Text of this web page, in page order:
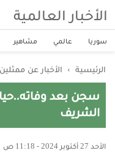
الأخبار العالمية
سوريا عالمي مشاهير
الرئيسية › الأخبار عن
سجن بعد
الشريف
الأحد 27 أكتوبر 2024 - 11:18 ص